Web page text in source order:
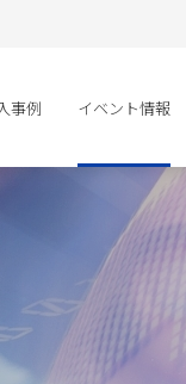
事例 イベント情報